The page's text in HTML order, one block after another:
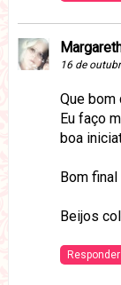
16 de
Que bom
Eu faço
boa
Bom final
Beijos
Responder